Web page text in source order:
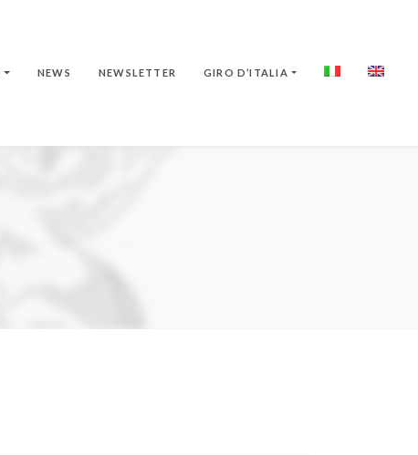
NEWS NEWSLETTER GIRO D’ITALIA